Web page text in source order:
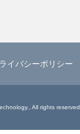
イバシーポリシー
All rights reserved.